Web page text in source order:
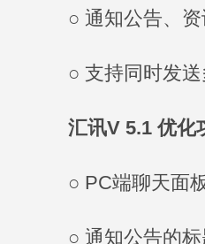
○ 通知公告、资
○ 支持同时发送
汇讯V 5.1 优化
○ PC端聊天面板
○ 通知公告的标